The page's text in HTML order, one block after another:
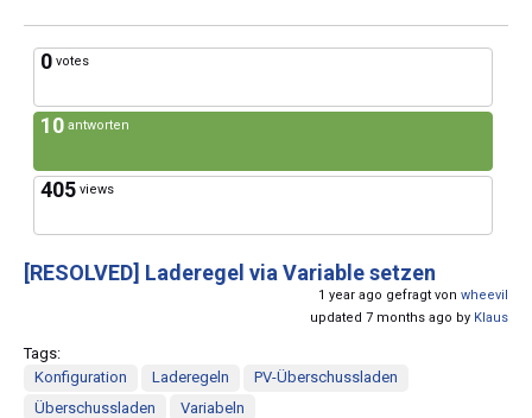
0 votes
10 antworten
405 views
[RESOLVED] Laderegel via Variable setzen
1 year ago gefragt von wheevil
updated 7 months ago by Klaus
Tags:
Konfiguration
Laderegeln
PV-Überschussladen
Überschussladen
Variabeln